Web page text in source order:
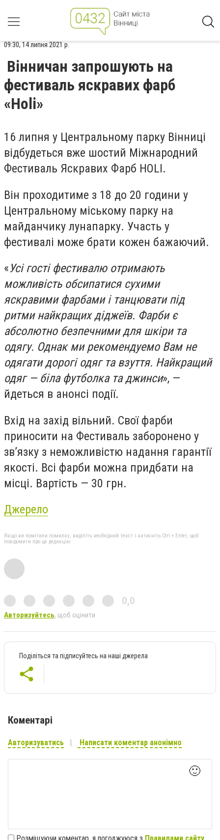
09:30, 14 липня 2021 р.
Вінничан запрошують на
фестиваль яскравих фарб
«Holi»
16 липня у Центральному парку Вінниці
відбудеться вже шостий Міжнародний
Фестиваль Яскравих Фарб HOLI.
Він проходитиме з 18 до 20 години у
Центральному міському парку на
майданчику лунапарку. Участь у
фестивалі може брати кожен бажаючий.
«Усі гості фестивалю отримають
можливість обсипатися сухими
яскравими фарбами і танцювати під
ритми найкращих діджеїв. Фарби є
абсолютно безпечними для шкіри та
одягу. Однак ми рекомендуемо Вам не
одягати дорогі одяг та взуття. Найкращий
одяг — біла футболка та джинси», —
йдеться в анонсі події.
Вхід на захід вільний. Свої фарби
приносити на Фестиваль заборонено у
зв’язку з неможливістю надання гарантії
якості. Всі фарби можна придбати на
місці. Вартість — 30 грн.
Джерело
Якщо ви помітили помилку, виділіть необхідний текст і натисніть Ctrl + Enter, щоб
повідомити про це редакцію
0,0
Авторизуйтесь, щоб оцінити
Поділіться та підписуйтесь на наші джерела
Коментарі
Авторизуватись Написати коментар анонімно
🙂